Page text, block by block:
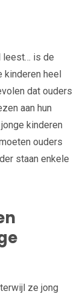
leest… is de
heel
dat ouders
aan hun
kinderen
ouders
staan ​​​​enkele
ze jong